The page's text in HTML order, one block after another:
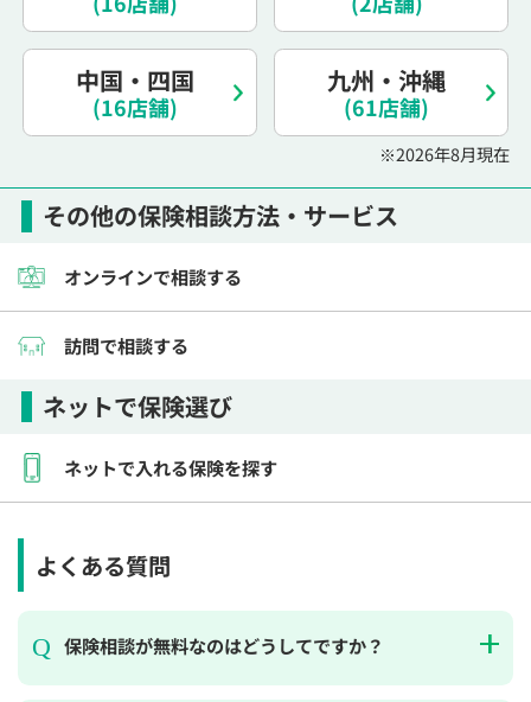
電話で相談予約 （オンライン保険相談専用）
0120-987-110
平日 / 土日祝日 10:00〜17:00（通話無料）
※受付時間外にご予約をいただいた場合は、
その他の保険相談方法・サービス
オンラインで相談する
訪問で相談する
ネットで保険選び
ネットで入れる保険を探す
中国・四国
(16店舗)
九州・沖縄
(61店舗)
※2026年8月現在
よくある質問
保険相談が無料なのはどうしてですか？